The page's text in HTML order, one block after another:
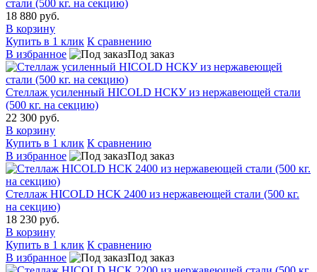
стали (500 кг. на секцию)
18 880 руб.
В корзину
Купить в 1 клик К сравнению
В избранное
Под заказ
Стеллаж усиленный HICOLD НСКУ из нержавеющей стали
(500 кг. на секцию)
22 300 руб.
В корзину
Купить в 1 клик К сравнению
В избранное
Под заказ
Стеллаж HICOLD НСК 2400 из нержавеющей стали (500 кг.
на секцию)
18 230 руб.
В корзину
Купить в 1 клик К сравнению
В избранное
Под заказ